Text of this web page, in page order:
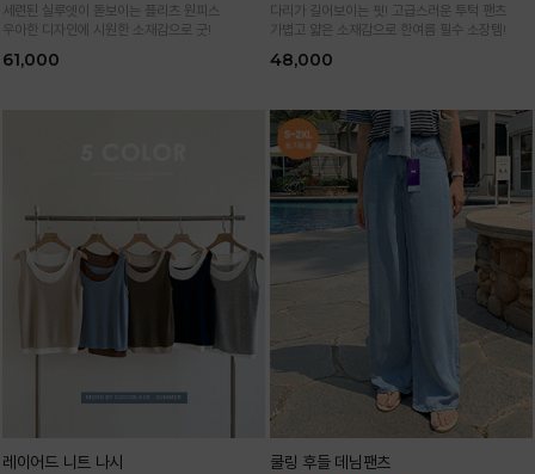
세련된 실루엣이 돋보이는 플리츠 원피스
우아한 디자인에 시원한 소재감으로 굿!
61,000
다리가 길어보이는 핏! 고급스러운 투턱 팬츠
가볍고 얇은 소재감으로 한여름 필수 소장템!
48,000
레이어드 니트 나시 쿨링 후들 데님팬츠